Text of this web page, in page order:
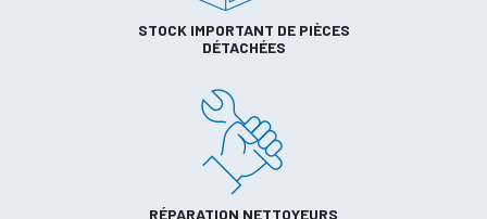
STOCK IMPORTANT DE PIÈCES
DÉTACHÉES
RÉPARATION NETTOYEURS